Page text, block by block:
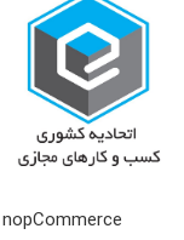
nopCommerce